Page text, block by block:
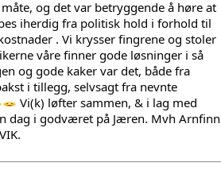
og det var betryggende å høre at
iherdig fra politisk hold i forhold til
. Vi krysser fingrene og stoler
våre finner gode løsninger i så
og gode kaker var det, både fra
i tillegg, selvsagt fra nevnte
Vi(k) løfter sammen, & i lag med
dag i godværet på Jæren. Mvh Arnfinn